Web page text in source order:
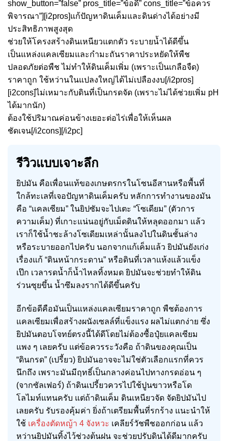
show_button=”false” pros_title=”ข้อดี” cons_title=”ข้อควร
พิจารณา”][i2pros]แก้ปัญหาดินเค็มและดินด่างได้อย่างมี
ประสิทธิภาพสูงสุด
ช่วยให้โครงสร้างดินเหนียวแตกตัว ระบายน้ำได้ดีขึ้น
เป็นแหล่งแคลเซียมและกำมะถันราคาประหยัดให้พืช
ปลอดภัยต่อพืช ไม่ทำให้ดินเค็มเพิ่ม (เพราะเป็นเกลือจืด)
ราคาถูก ใช้หว่านในแปลงใหญ่ได้ไม่เปลืองงบ[/i2pros]
[i2cons]ไม่เหมาะกับดินที่เป็นกรดจัด (เพราะไม่ได้ช่วยเพิ่ม pH
ได้มากนัก)
ต้องใช้ปริมาณค่อนข้างเยอะต่อไร่เพื่อให้เห็นผล
ชัดเจน[/i2cons][/i2pc]
รีวิวแบบเจาะลึก
ยิปมัน คือเพื่อนแท้ของเกษตรกรในโซนอีสานหรือพื้นที่
ใกล้ทะเลที่เจอปัญหาดินเค็มครับ หลักการทำงานของมัน
คือ “แคลเซียม” ในยิปซัมจะไปเตะ “โซเดียม” (ตัวการ
ความเค็ม) ที่เกาะแน่นอยู่กับเม็ดดินให้หลุดออกมา แล้ว
เราก็ใช้น้ำชะล้างโซเดียมเหล่านั้นลงไปในดินชั้นล่าง
หรือระบายออกไปครับ นอกจากแก้เค็มแล้ว ยิปมันยังเก่ง
เรื่องแก้ “ดินหน้ากระดาน” หรือดินที่เวลาแห้งแล้วแข็ง
เป๊ก เวลารดน้ำก็น้ำไหลทิ้งหมด ยิปมันจะช่วยทำให้ดิน
ร่วนซุยขึ้น น้ำซึมลงรากได้ดีขึ้นครับ
อีกข้อดีคือมันเป็นแหล่งแคลเซียมราคาถูก พืชต้องการ
แคลเซียมเพื่อสร้างผนังเซลล์ที่แข็งแรง ผลไม่แตกง่าย ซึ่ง
ยิปมันตอบโจทย์ตรงนี้ได้ดีโดยไม่ต้องซื้อปุ๋ยแคลเซียม
แพง ๆ เลยครับ แต่ข้อควรระวังคือ ถ้าดินของคุณเป็น
“ดินกรด” (เปรี้ยว) ยิปมันอาจจะไม่ใช่ตัวเลือกแรกที่ควร
นึกถึง เพราะมันมีฤทธิ์เป็นกลางค่อนไปทางกรดอ่อน ๆ
(จากซัลเฟอร์) ถ้าดินเปรี้ยวควรไปใช้ปูนขาวหรือโด
โลไมท์แทนครับ แต่ถ้าดินเค็ม ดินเหนียวจัด จัดยิปมันไป
เลยครับ รับรองคุ้มค่า ยิ่งถ้าเตรียมพื้นที่รกร้าง แนะนำให้
ใช้ เครื่องตัดหญ้า 4 จังหวะ เคลียร์วัชพืชออกก่อน แล้ว
หว่านยิปมันทิ้งไว้ช่วงต้นฝน จะช่วยปรับดินได้ดีมากครับ